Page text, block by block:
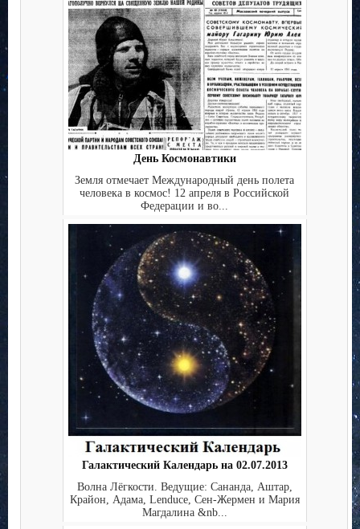
День Космонавтики
Земля отмечает Международный день полета
человека в космос! 12 апреля в Российской
Федерации и во...
Галактический Календарь на 02.07.2013
Волна Лёгкости. Ведущие: Сананда, Аштар,
Крайон, Адама, Lenduce, Сен-Жермен и Мария
Магдалина &nb...